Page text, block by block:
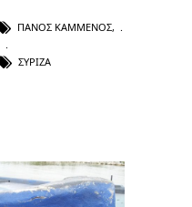
ΠΆΝΟΣ ΚΑΜΜΈΝΟΣ,
ΣΥΡΙΖΑ